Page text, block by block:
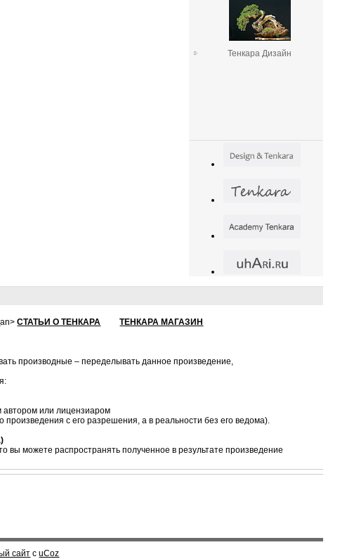
Тенкара Дизайн
an>СТАТЬИ О ТЕНКАРА
ТЕНКАРА МАГАЗИН
производные – переделывать данное произведение,
автором или лицензиаром
с его разрешения, а в реальности без его ведома).
вы можете распространять полученное в результате произведение
сайт сuCoz